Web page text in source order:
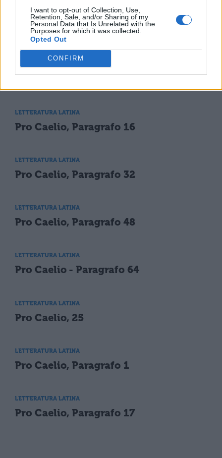
I want to opt-out of Collection, Use,
Retention, Sale, and/or Sharing of my
Personal Data that Is Unrelated with the
Purposes for which it was collected.
Opted Out
CONFIRM
TI POTREBBE INTERESSARE
LETTERATURA LATINA
LETTERATURA LATINA
Pro Caelio, Paragrafo 16
LETTERATURA LATINA
Pro Caelio, Paragrafo 32
LETTERATURA LATINA
Pro Caelio, Paragrafo 48
LETTERATURA LATINA
Pro Caelio - Paragrafo 64
LETTERATURA LATINA
Pro Caelio, 25
LETTERATURA LATINA
Pro Caelio, Paragrafo 1
LETTERATURA LATINA
Pro Caelio, Paragrafo 17